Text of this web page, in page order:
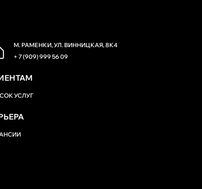
М. РАМЕНКИ, УЛ. ВИННИЦКАЯ, 8К4
+ 7 (909) 999 56 09
УСЛУГ